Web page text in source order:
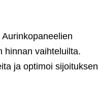
hinnan vaihteluilta.
ja optimoi sijoituksen